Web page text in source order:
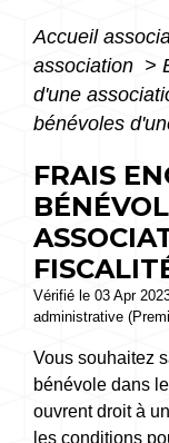
Accueil
association >
d'une
bénévoles
FRAIS
Vérifié le 03 Apr
administrative
Vous souhaitez
bénévole dans
ouvrent droit à
les conditions